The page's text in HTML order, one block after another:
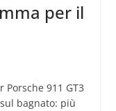
per il
911 GT3
bagnato: più